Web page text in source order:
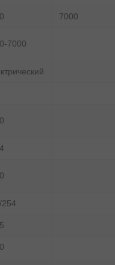
7000
7000
254